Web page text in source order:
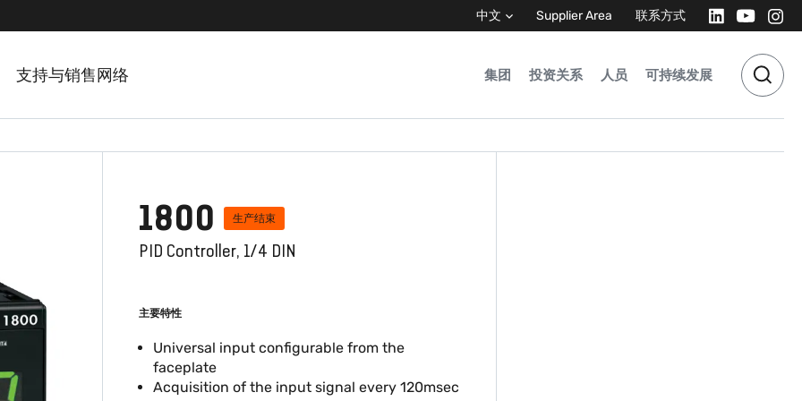
中文 Supplier Area 联系方式
支持与销售网络 集团 投资关系 人员 可持续发展
1800 生产结束
PID Controller, 1/4 DIN
主要特性
Universal input configurable from the
faceplate
Acquisition of the input signal every 120msec